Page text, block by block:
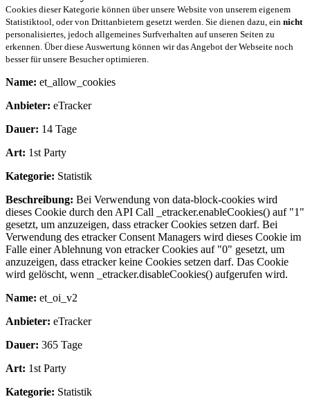
Cookies dieser Kategorie können über unsere Website von unserem eigenem
Statistiktool, oder von Drittanbietern gesetzt werden. Sie dienen dazu, ein nicht
personalisiertes, jedoch allgemeines Surfverhalten auf unseren Seiten zu
erkennen. Über diese Auswertung können wir das Angebot der Webseite noch
besser für unsere Besucher optimieren.
Name: et_allow_cookies
Anbieter: eTracker
Dauer: 14 Tage
Art: 1st Party
Kategorie: Statistik
Beschreibung: Bei Verwendung von data-block-cookies wird
dieses Cookie durch den API Call _etracker.enableCookies() auf "1"
gesetzt, um anzuzeigen, dass etracker Cookies setzen darf. Bei
Verwendung des etracker Consent Managers wird dieses Cookie im
Falle einer Ablehnung von etracker Cookies auf "0" gesetzt, um
anzuzeigen, dass etracker keine Cookies setzen darf. Das Cookie
wird gelöscht, wenn _etracker.disableCookies() aufgerufen wird.
Name: et_oi_v2
Anbieter: eTracker
Dauer: 365 Tage
Art: 1st Party
Kategorie: Statistik